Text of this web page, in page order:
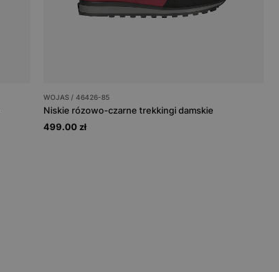
WOJAS / 46426-85
Niskie rózowo-czarne trekkingi damskie
499.00 zł